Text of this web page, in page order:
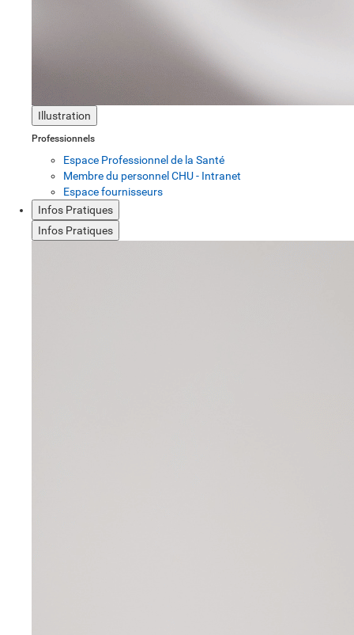
Illustration
Professionnels
Espace Professionnel de la Santé
Membre du personnel CHU - Intranet
Espace fournisseurs
Infos Pratiques
Infos Pratiques